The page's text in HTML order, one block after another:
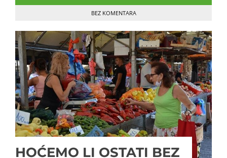
BEZ KOMENTARA
HOĆEMO LI OSTATI BEZ